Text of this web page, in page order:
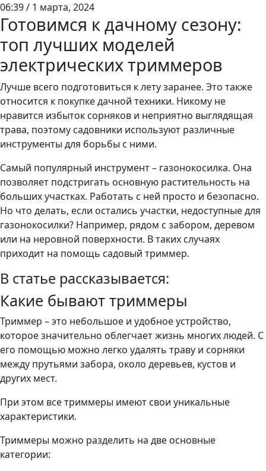
06:39 / 1 марта, 2024
Готовимся к дачному сезону:
топ лучших моделей
электрических триммеров
Лучше всего подготовиться к лету заранее. Это также
относится к покупке дачной техники. Никому не
нравится избыток сорняков и неприятно выглядящая
трава, поэтому садовники используют различные
инструменты для борьбы с ними.
Самый популярный инструмент – газонокосилка. Она
позволяет подстригать основную растительность на
больших участках. Работать с ней просто и безопасно.
Но что делать, если остались участки, недоступные для
газонокосилки? Например, рядом с забором, деревом
или на неровной поверхности. В таких случаях
приходит на помощь садовый триммер.
В статье рассказывается:
Какие бывают триммеры
Триммер – это небольшое и удобное устройство,
которое значительно облегчает жизнь многих людей. С
его помощью можно легко удалять траву и сорняки
между прутьями забора, около деревьев, кустов и
других мест.
При этом все триммеры имеют свои уникальные
характеристики.
Триммеры можно разделить на две основные
категории: